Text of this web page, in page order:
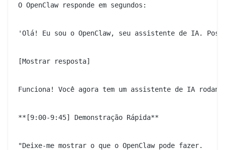
O OpenClaw responde em segundos:
'Olá! Eu sou o OpenClaw, seu assistente de IA.
[Mostrar resposta]
Funciona! Você agora tem um assistente de IA
**[9:00-9:45] Demonstração Rápida**
"Deixe-me mostrar o que o OpenClaw pode fazer.